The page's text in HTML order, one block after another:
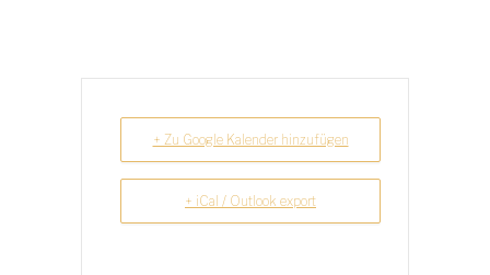
+ Zu Google Kalender hinzufügen
+ iCal / Outlook export